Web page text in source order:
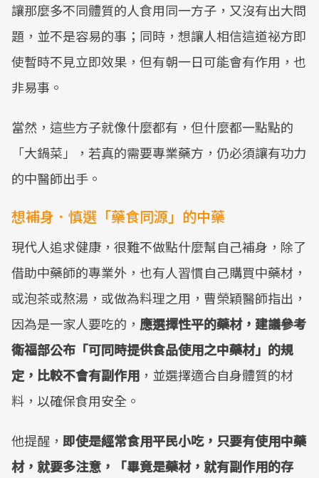
讓那麼多不同體質的人食用同一方子，又沒有出大問
題，並不是容易的事；同時，想讓人相信這道祕方即
使暫時不見立即效果，但有朝一日可能會有作用，也
非易事。
當然，這些方子就像什麼都有，但什麼都一點點的
「大鍋菜」，若真的需要專業藥方，仍必須讓有功力
的中醫師出手。
想補身．慎選「藥食同源」的中藥
現代人追求健康，很難不做點什麼幫自己補身，除了
借助中藥師的專業外，也有人習慣自己購買中藥材，
或泡茶或熬湯，或做為料理之用，曹榮穎醫師指出，
因為是一家人要吃的， 應選擇性平的藥材，建議參考
衛福部公布「可同時提供食品使用之中藥材」的規
定，比較不會有副作用 ，並選擇適合自身體質的材
料，以確保食用安全。
他提醒， 即使是經常食用平民小吃，只要有使用中藥
材，就要多注意，「畢竟是藥材，就有副作用的存